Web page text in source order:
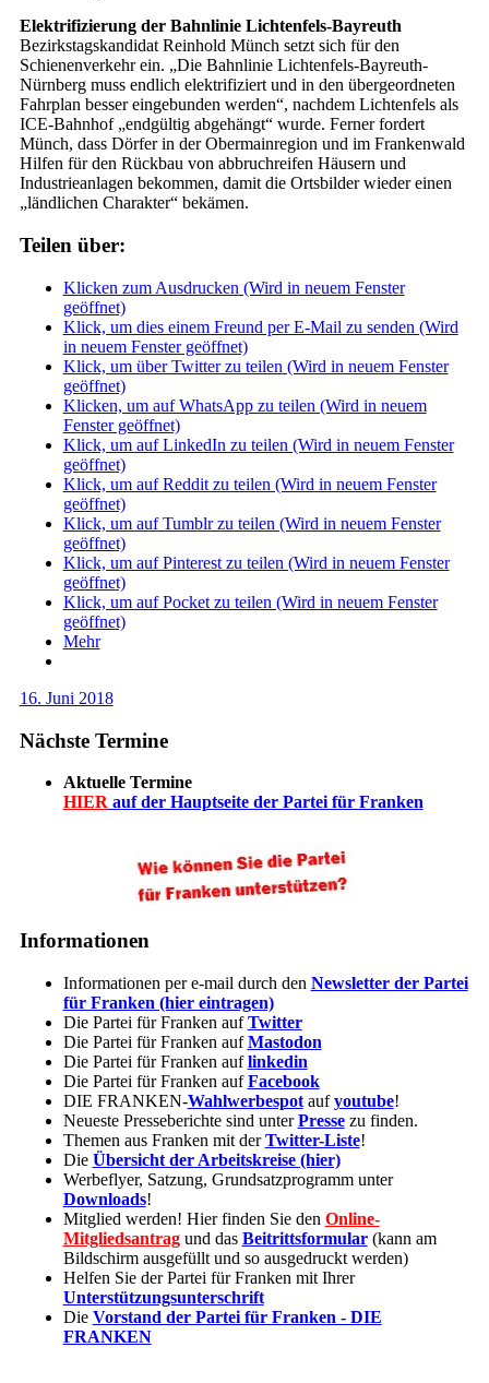
Elektrifizierung der Bahnlinie Lichtenfels-Bayreuth
Bezirkstagskandidat Reinhold Münch setzt sich für den
Schienenverkehr ein. „Die Bahnlinie Lichtenfels-Bayreuth-
Nürnberg muss endlich elektrifiziert und in den übergeordneten
Fahrplan besser eingebunden werden“, nachdem Lichtenfels als
ICE-Bahnhof „endgültig abgehängt“ wurde. Ferner fordert
Münch, dass Dörfer in der Obermainregion und im Frankenwald
Hilfen für den Rückbau von abbruchreifen Häusern und
Industrieanlagen bekommen, damit die Ortsbilder wieder einen
„ländlichen Charakter“ bekämen.
Teilen über:
Klicken zum Ausdrucken (Wird in neuem Fenster
geöffnet)
Klick, um dies einem Freund per E-Mail zu senden (Wird
in neuem Fenster geöffnet)
Klick, um über Twitter zu teilen (Wird in neuem Fenster
geöffnet)
Klicken, um auf WhatsApp zu teilen (Wird in neuem
Fenster geöffnet)
Klick, um auf LinkedIn zu teilen (Wird in neuem Fenster
geöffnet)
Klick, um auf Reddit zu teilen (Wird in neuem Fenster
geöffnet)
Klick, um auf Tumblr zu teilen (Wird in neuem Fenster
geöffnet)
Klick, um auf Pinterest zu teilen (Wird in neuem Fenster
geöffnet)
Klick, um auf Pocket zu teilen (Wird in neuem Fenster
geöffnet)
Mehr
16. Juni 2018
Nächste Termine
Aktuelle Termine
HIER auf der Hauptseite der Partei für Franken
Informationen
Informationen per e-mail durch den Newsletter der Partei
für Franken (hier eintragen)
Die Partei für Franken aufTwitter
Die Partei für Franken aufMastodon
Die Partei für Franken auflinkedin
Die Partei für Franken aufFacebook
DIE FRANKEN-Wahlwerbespotaufyoutube!
Neueste Presseberichte sind unterPressezu finden.
Themen aus Franken mit derTwitter-Liste!
Die Übersicht der Arbeitskreise (hier)
Werbeflyer, Satzung, Grundsatzprogramm unter
Downloads!
Mitglied werden! Hier finden Sie den Online-
Mitgliedsantragund das Beitrittsformular(kann am
Bildschirm ausgefüllt und so ausgedruckt werden)
Helfen Sie der Partei für Franken mit Ihrer
Unterstützungsunterschrift
Die Vorstand der Partei für Franken - DIE
FRANKEN